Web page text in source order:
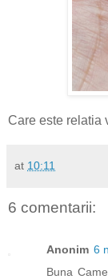
Care este relatia
at 10:11
6 comentarii:
Anonim 6
Buna